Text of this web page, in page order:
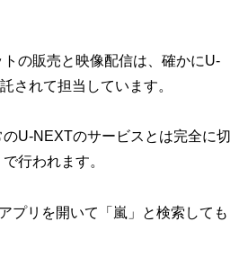
の販売と映像配信は、確かにU-
されて担当しています。
のU-NEXTのサービスとは完全に切
で行われます。
プリを開いて「嵐」と検索しても